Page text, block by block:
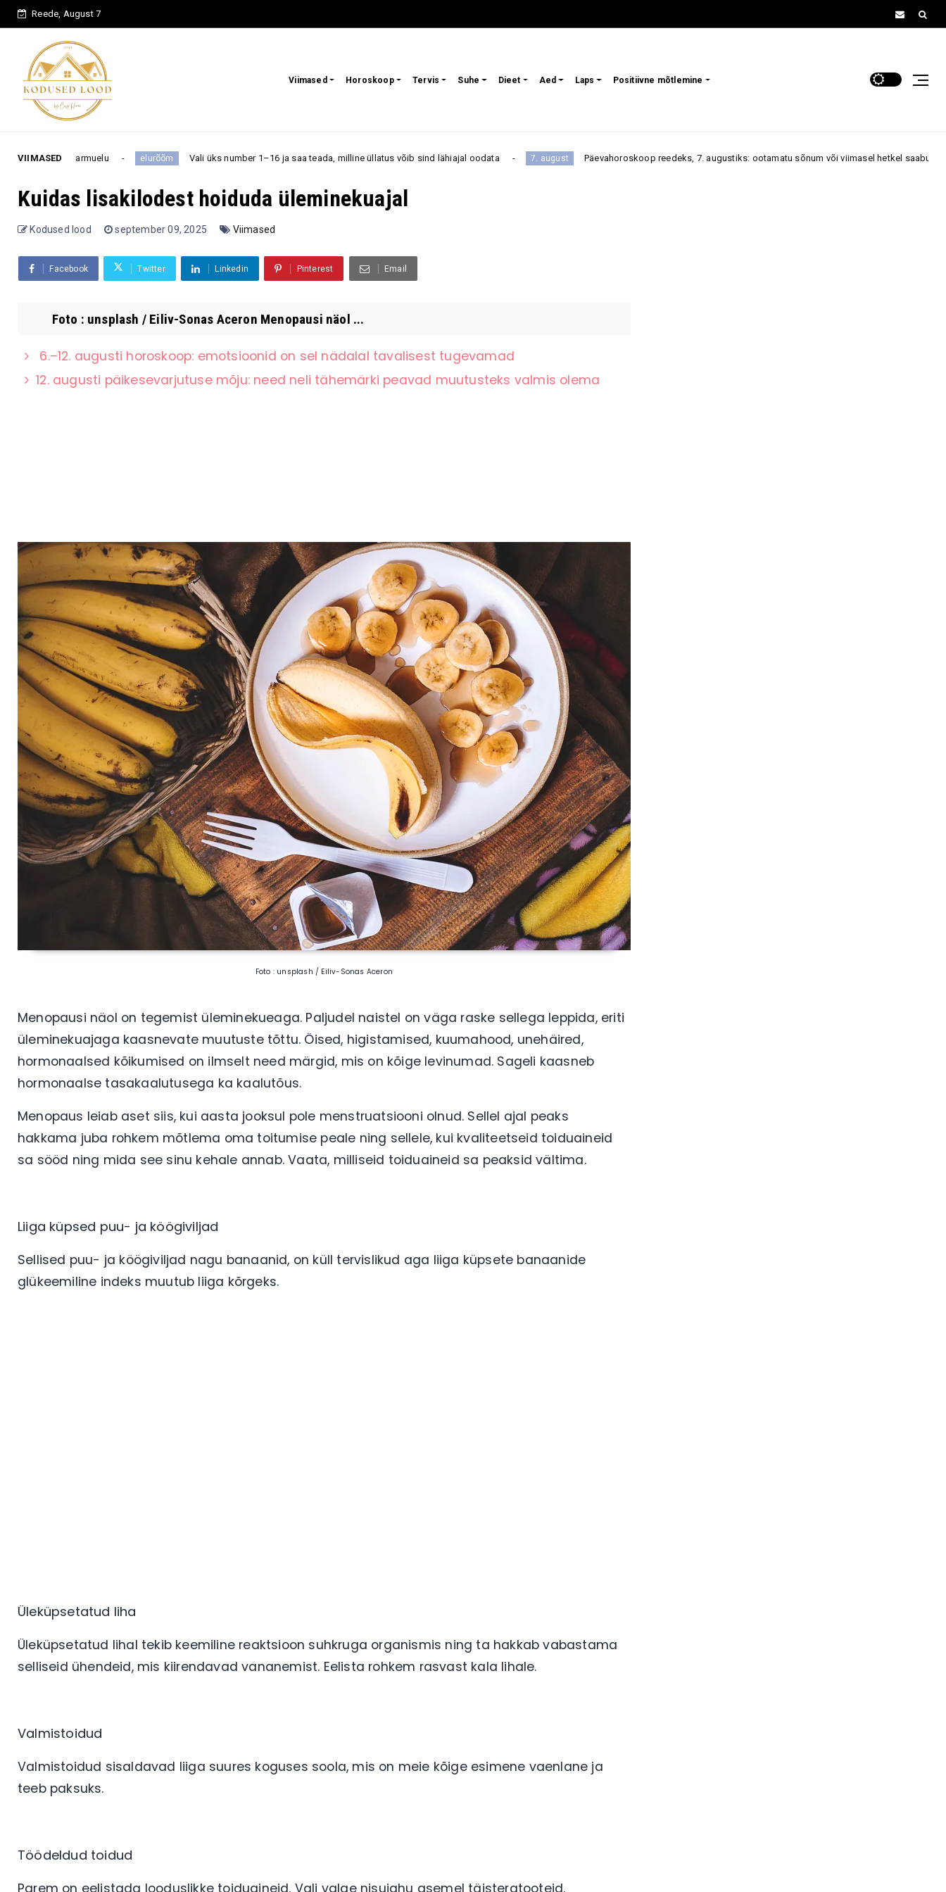
Reede, August 7
Viimased Horoskoop Tervis Suhe Dieet Aed Laps Positiivne mõtlemine
VIIMASEDelurõõm Vali üks number 1–16 ja saa teada, milline üllatus võib sind lähiajal oodata 7. august Päevahoroskoop reedeks, 7. augustiks: ootamatu sõnum või viimasel hetkel saabuv kutse võib muuta
Kuidas lisakilodest hoiduda üleminekuajal
Kodused lood september 09, 2025 Viimased
Facebook Twitter Linkedin Pinterest Email
Foto : unsplash / Eiliv-Sonas Aceron Menopausi näol ...
6.–12. augusti horoskoop: emotsioonid on sel nädalal tavalisest tugevamad
12. augusti päikesevarjutuse mõju: need neli tähemärki peavad muutusteks valmis olema
Foto : unsplash / Eiliv-Sonas Aceron
Menopausi näol on tegemist üleminekueaga. Paljudel naistel on väga raske sellega leppida, eriti
üleminekuajaga kaasnevate muutuste tõttu. Öised, higistamised, kuumahood, unehäired,
hormonaalsed kõikumised on ilmselt need märgid, mis on kõige levinumad. Sageli kaasneb
hormonaalse tasakaalutusega ka kaalutõus.
Menopaus leiab aset siis, kui aasta jooksul pole menstruatsiooni olnud. Sellel ajal peaks
hakkama juba rohkem mõtlema oma toitumise peale ning sellele, kui kvaliteetseid toiduaineid
sa sööd ning mida see sinu kehale annab. Vaata, milliseid toiduaineid sa peaksid vältima.
Liiga küpsed puu- ja köögiviljad
Sellised puu- ja köögiviljad nagu banaanid, on küll tervislikud aga liiga küpsete banaanide
glükeemiline indeks muutub liiga kõrgeks.
Üleküpsetatud liha
Üleküpsetatud lihal tekib keemiline reaktsioon suhkruga organismis ning ta hakkab vabastama
selliseid ühendeid, mis kiirendavad vananemist. Eelista rohkem rasvast kala lihale.
Valmistoidud
Valmistoidud sisaldavad liiga suures koguses soola, mis on meie kõige esimene vaenlane ja
teeb paksuks.
Töödeldud toidud